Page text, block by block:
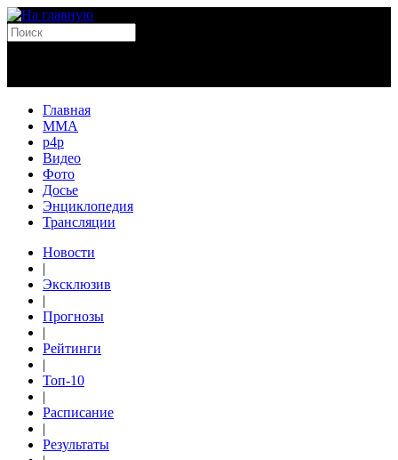
Главная
MMA
p4p
Видео
Фото
Досье
Энциклопедия
Трансляции
Новости
|
Эксклюзив
|
Прогнозы
|
Рейтинги
|
Топ-10
|
Расписание
|
Результаты